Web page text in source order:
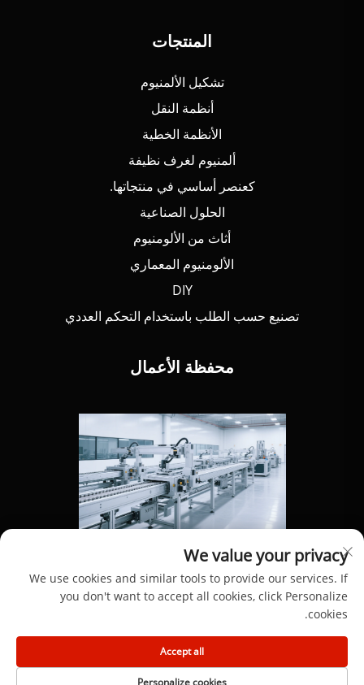
المنتجات
تشكيل الألمنيوم
أنظمة النقل
الأنظمة الخطية
ألمنيوم لغرف نظيفة
كعنصر أساسي في منتجاتها.
الحلول الصناعية
أثاث من الألومنيوم
الألومنيوم المعماري
DIY
تصنيع حسب الطلب باستخدام التحكم العددي
محفظة الأعمال
حقوق النشر © 2025 من قبل شركة دونغقوان هينغ دونغ لمواد
الألومنيوم المحدودة
We value your privacy
We use cookies and similar tools to provide our services. If
you don't want to accept all cookies, click Personalize
cookies.
Personalize cookies
Accept all